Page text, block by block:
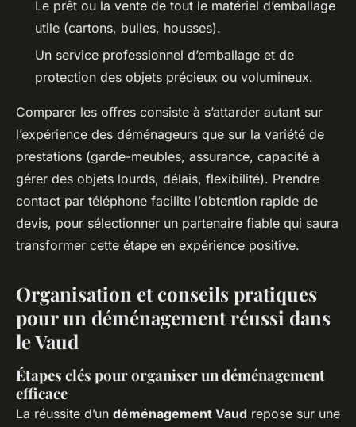
Le prêt ou la vente de tout le matériel d’emballage
utile (cartons, bulles, housses).
Un service professionnel d’emballage et de
protection des objets précieux ou volumineux.
Comparer les offres consiste à s’attarder autant sur
l’expérience des déménageurs que sur la variété de
prestations (garde-meubles, assurance, capacité à
gérer des objets lourds, délais, flexibilité). Prendre
contact par téléphone facilite l’obtention rapide de
devis, pour sélectionner un partenaire fiable qui saura
transformer cette étape en expérience positive.
Organisation et conseils pratiques
pour un déménagement réussi dans
le Vaud
Étapes clés pour organiser un déménagement
efficace
La réussite d’un déménagement Vaud repose sur une